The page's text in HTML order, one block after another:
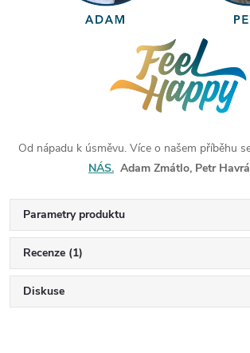
Od nápadu k úsměvu. Více o našem příběhu
NÁS. Adam Zmátlo, Petr
Parametry produktu
Recenze (1)
Diskuse